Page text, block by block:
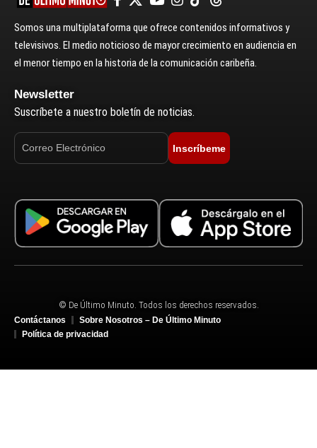
Somos una multiplataforma que ofrece contenidos informativos y
televisivos. El medio noticioso de mayor crecimiento en audiencia en
el menor tiempo en la historia de la comunicación caribeña.
Newsletter
Suscríbete a nuestro boletín de noticias.
Inscríbeme
© De Último Minuto. Todos los derechos reservados.
Contáctanos
Sobre Nosotros – De Último Minuto
Política de privacidad